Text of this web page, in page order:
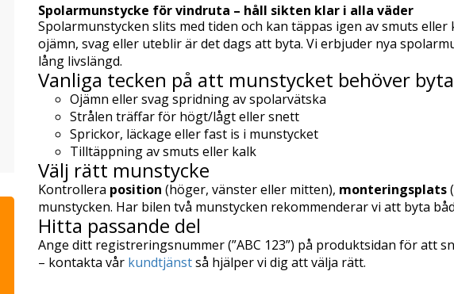
Spolarmunstycke för vindruta – håll sikten klar i alla väder
Spolarmunstycken slits med tiden och kan täppas igen av smuts
ojämn, svag eller uteblir är det dags att byta. Vi erbjuder nya
lång livslängd.
Vanliga tecken på att munstycket behöver
Ojämn eller svag spridning av spolarvätska
Strålen träffar för högt/lågt eller snett
Sprickor, läckage eller fast is i munstycket
Tilltäppning av smuts eller kalk
Välj rätt munstycke
Kontrollera position (höger, vänster eller mitten), monteringsplats
munstycken. Har bilen två munstycken rekommenderar vi att byta
Hitta passande del
Ange ditt registreringsnummer (”ABC 123”) på produktsidan för att
– kontakta vår kundtjänstså hjälper vi dig att välja rätt.